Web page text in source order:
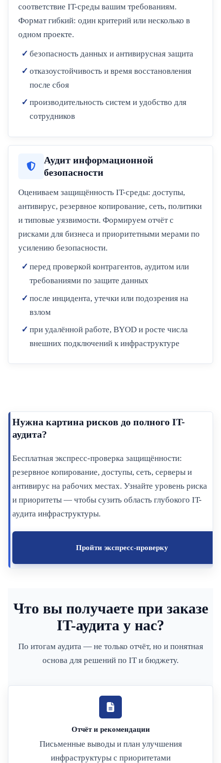
соответствие IT-среды вашим требованиям.
Формат гибкий: один критерий или несколько в
одном проекте.
безопасность данных и антивирусная защита
отказоустойчивость и время восстановления
после сбоя
производительность систем и удобство для
сотрудников
Аудит информационной
безопасности
Оцениваем защищённость IT-среды: доступы,
антивирус, резервное копирование, сеть, политики
и типовые уязвимости. Формируем отчёт с
рисками для бизнеса и приоритетными мерами по
усилению безопасности.
перед проверкой контрагентов, аудитом или
требованиями по защите данных
после инцидента, утечки или подозрения на
взлом
при удалённой работе, BYOD и росте числа
внешних подключений к инфраструктуре
Нужна картина рисков до полного IT-
аудита?
Бесплатная экспресс-проверка защищённости:
резервное копирование, доступы, сеть, серверы и
антивирус на рабочих местах. Узнайте уровень риска
и приоритеты — чтобы сузить область глубокого IT-
аудита инфраструктуры.
Пройти экспресс-проверку
Что вы получаете при заказе
IT-аудита у нас?
По итогам аудита — не только отчёт, но и понятная
основа для решений по IT и бюджету.
Отчёт и рекомендации
Письменные выводы и план улучшения
инфраструктуры с приоритетами